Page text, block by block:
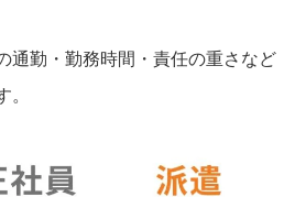
通勤・勤務時間・責任の重さなど